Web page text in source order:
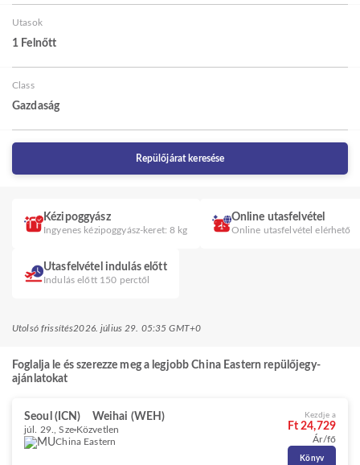
Utasok
1 Felnőtt
Class
Gazdaság
Repülőjárat keresése
Kézipoggyász
Ingyenes kézipoggyász-keret: 8 kg
Online utasfelvétel
Online utasfelvétel elérhető
Utasfelvétel indulás előtt
Indulás előtt 150 perctől
Utolsó frissítés2026. július 29. 05:35 GMT+0
Foglalja le és szerezze meg a legjobb China Eastern repülőjegy-
ajánlatokat
Seoul (ICN) Weihai (WEH)
júl. 29., Sze Közvetlen
China Eastern
Kezdje a
Ft 24,729
Ár/fő
Könyv